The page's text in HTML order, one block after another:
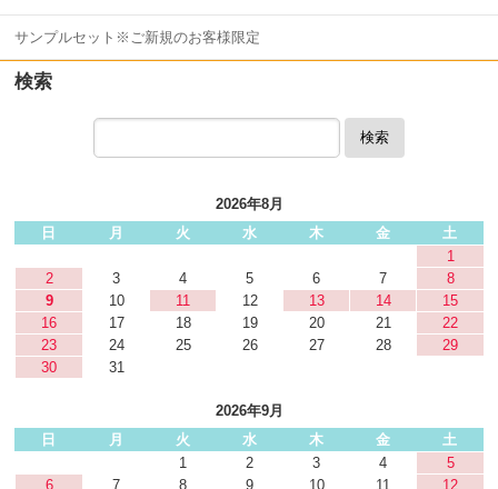
サンプルセット※ご新規のお客様限定
検索
検索
2026年8月
日
月 火 水 木 金
土
1
2
3 4 5 6 7
8
9
10 11 12 13 14
15
16
17 18 19 20 21
22
23
24 25 26 27 28
29
30
31
2026年9月
日
月 火 水 木 金
土
1
2 3 4
5
6
7 8 9 10 11
12